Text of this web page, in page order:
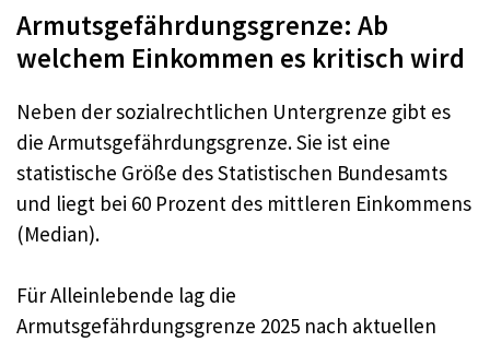
Armutsgefährdungsgrenze: Ab
welchem Einkommen es kritisch wird
Neben der sozialrechtlichen Untergrenze gibt es
die Armutsgefährdungsgrenze. Sie ist eine
statistische Größe des Statistischen Bundesamts
und liegt bei 60 Prozent des mittleren Einkommens
(Median).
Für Alleinlebende lag die
Armutsgefährdungsgrenze 2025 nach aktuellen